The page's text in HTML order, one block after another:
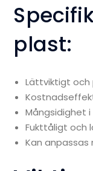
plast:
Lättviktigt
Mångsidighet
Fukttåligt och
Kan